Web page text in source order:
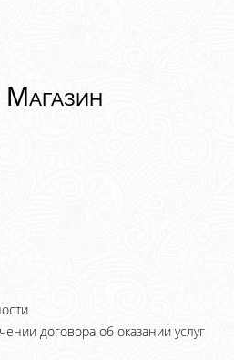
Магазин
договора об оказании услуг